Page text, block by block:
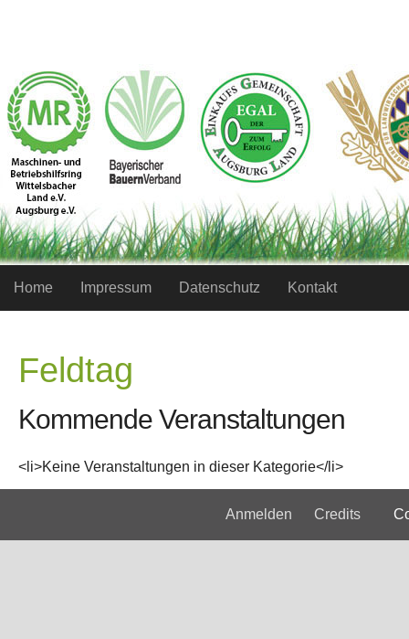
Home Impressum Datenschutz Kontakt
Feldtag
Kommende Veranstaltungen
<li>Keine Veranstaltungen in dieser Kategorie</li>
Anmelden Credits